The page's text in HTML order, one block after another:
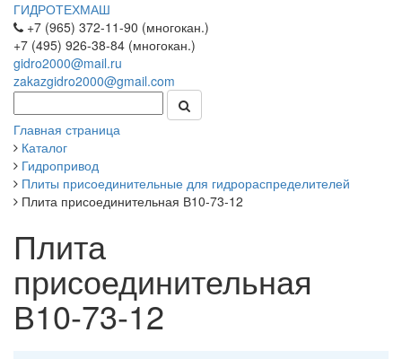
ГИДРОТЕХМАШ
+7 (965) 372-11-90 (многокан.)
+7 (495) 926-38-84 (многокан.)
gidro2000@mail.ru
zakazgidro2000@gmail.com
Главная страница
Каталог
Гидропривод
Плиты присоединительные для гидрораспределителей
Плита присоединительная В10-73-12
Плита
присоединительная
В10-73-12